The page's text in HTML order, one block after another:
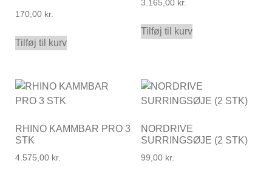
170,00 kr.
Tilføj til kurv
3.165,00 kr.
Tilføj til kurv
RHINO KAMMBAR PRO 3
STK
4.575,00 kr.
NORDRIVE
SURRINGSØJE (2 STK)
99,00 kr.